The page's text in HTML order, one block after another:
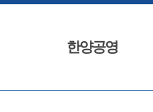
한양공영